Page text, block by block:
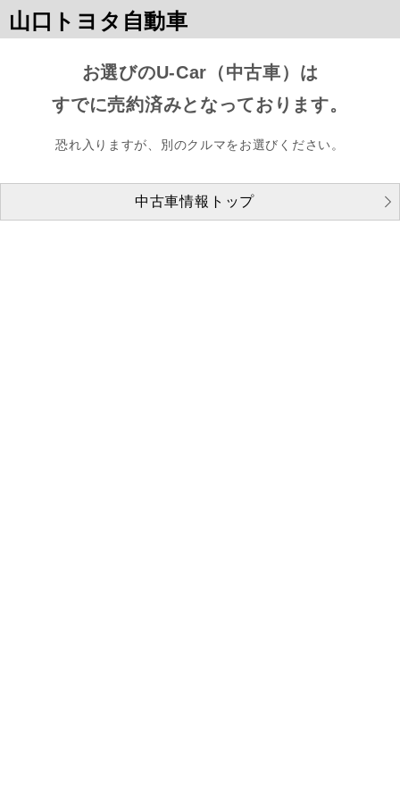
山口トヨタ自動車
お選びのU-Car（中古車）は
すでに売約済みとなっております。
恐れ入りますが、別のクルマをお選びください。
中古車情報トップ